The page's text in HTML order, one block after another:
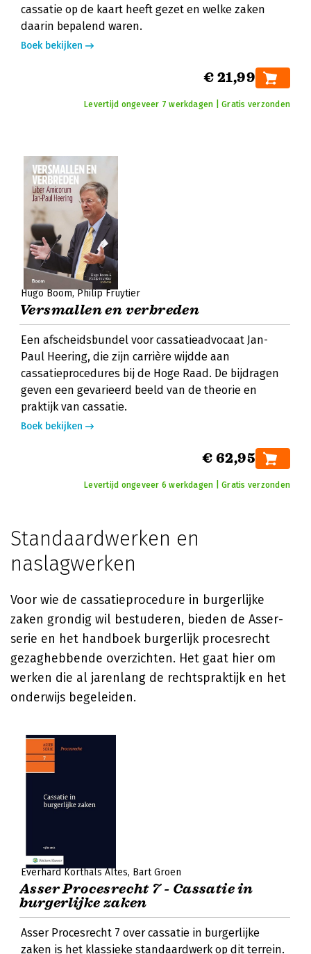
cassatie op de kaart heeft gezet en welke zaken
daarin bepalend waren.
Boek bekijken
€ 21,99
Levertijd ongeveer 7 werkdagen | Gratis verzonden
Hugo Boom Philip Fruytier
Versmallen en verbreden
Een afscheidsbundel voor cassatieadvocaat Jan-
Paul Heering, die zijn carrière wijdde aan
cassatieprocedures bij de Hoge Raad. De bijdragen
geven een gevarieerd beeld van de theorie en
praktijk van cassatie.
Boek bekijken
€ 62,95
Levertijd ongeveer 6 werkdagen | Gratis verzonden
Standaardwerken en
naslagwerken
Voor wie de cassatieprocedure in burgerlijke
zaken grondig wil bestuderen, bieden de Asser-
serie en het handboek burgerlijk procesrecht
gezaghebbende overzichten. Het gaat hier om
werken die al jarenlang de rechtspraktijk en het
onderwijs begeleiden.
Everhard Korthals Altes Bart Groen
Asser Procesrecht 7 - Cassatie in
burgerlijke zaken
Asser Procesrecht 7 over cassatie in burgerlijke
zaken is het klassieke standaardwerk op dit terrein.